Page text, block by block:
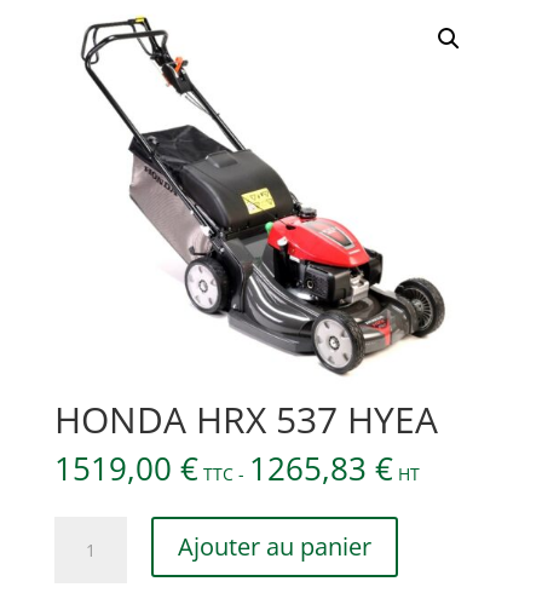
HONDA HRX 537 HYEA
1519,00 € TTC - 1265,83 € HT
Ajouter au panier